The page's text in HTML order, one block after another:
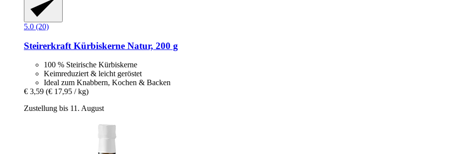
5.0 (20)
Steirerkraft Kürbiskerne Natur, 200 g
100 % Steirische Kürbiskerne
Keimreduziert & leicht geröstet
Ideal zum Knabbern, Kochen & Backen
€ 3,59 (€ 17,95 / kg)
Zustellung bis 11. August